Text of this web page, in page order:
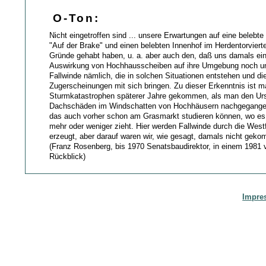
O-Ton:
Nicht eingetroffen sind ... unsere Erwartungen auf eine
"Auf der Brake" und einen belebten Innenhof im
Gründe gehabt haben, u. a. aber auch den, daß uns damals
Auswirkung von Hochhausscheiben auf ihre Umgebung noch
Fallwinde nämlich, die in solchen Situationen entstehen und
Zugerscheinungen mit sich bringen. Zu dieser Erkenntnis ist
Sturmkatastrophen späterer Jahre gekommen, als man den
Dachschäden im Windschatten von Hochhäusern
das auch vorher schon am Grasmarkt studieren können, wo
mehr oder weniger zieht. Hier werden Fallwinde durch die
erzeugt, aber darauf waren wir, wie gesagt, damals nicht
(Franz Rosenberg, bis 1970 Senatsbaudirektor, in einem 1981
Rückblick)